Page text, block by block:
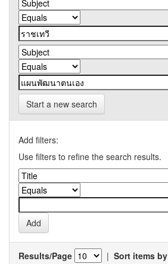
Start a new search
Add filters:
Use filters to refine the search results.
Results/Page | Sort items by